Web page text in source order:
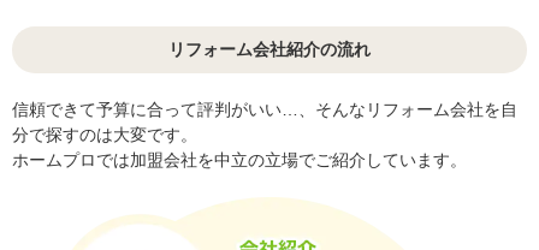
リフォーム会社紹介の流れ
信頼できて予算に合って評判がいい…、そんなリフォーム会社を自
分で探すのは大変です。
ホームプロでは加盟会社を中立の立場でご紹介しています。